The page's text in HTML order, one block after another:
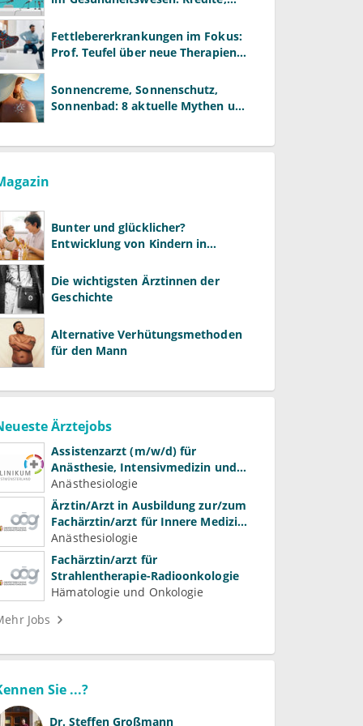
Fettlebererkrankungen im Fokus:
Prof. Teufel über neue Therapien
Sonnencreme, Sonnenschutz,
Sonnenbad: 8 aktuelle Mythen und
Bunter und glücklicher?
Entwicklung von Kindern in
Die wichtigsten Ärztinnen der
Geschichte
Alternative Verhütungsmethoden
für den Mann
Ärztejobs
Assistenzarzt (m/w/d) für
Anästhesie, Intensivmedizin und
Schmerztherapie
Anästhesiologie
Ärztin/Arzt in Ausbildung zur/zum
Fachärztin/arzt für Innere Medizin
(Kardiologie, Nephrologie,
Intensivmedizin)
Anästhesiologie
Fachärztin/arzt für
Strahlentherapie-Radioonkologie
Hämatologie und Onkologie
Jobs
Sie ...?
Dr. Steffen Großmann